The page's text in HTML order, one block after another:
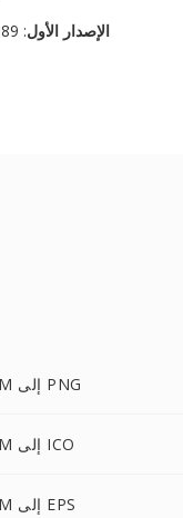
الإصدار الأول: 1989
XPM إلى PNG
XPM إلى ICO
XPM إلى EPS